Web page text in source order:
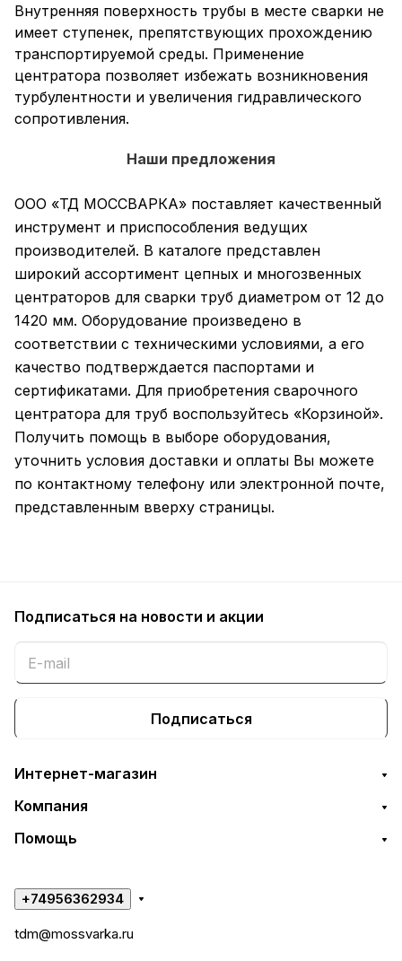
Внутренняя поверхность трубы в месте сварки не
имеет ступенек, препятствующих прохождению
транспортируемой среды. Применение
центратора позволяет избежать возникновения
турбулентности и увеличения гидравлического
сопротивления.
Наши предложения
ООО «ТД МОССВАРКА» поставляет качественный
инструмент и приспособления ведущих
производителей. В каталоге представлен
широкий ассортимент цепных и многозвенных
центраторов для сварки труб диаметром от 12 до
1420 мм. Оборудование произведено в
соответствии с техническими условиями, а его
качество подтверждается паспортами и
сертификатами. Для приобретения сварочного
центратора для труб воспользуйтесь «Корзиной».
Получить помощь в выборе оборудования,
уточнить условия доставки и оплаты Вы можете
по контактному телефону или электронной почте,
представленным вверху страницы.
Подписаться на новости и акции
Подписаться
Интернет-магазин
Компания
Помощь
+74956362934
tdm@mossvarka.ru